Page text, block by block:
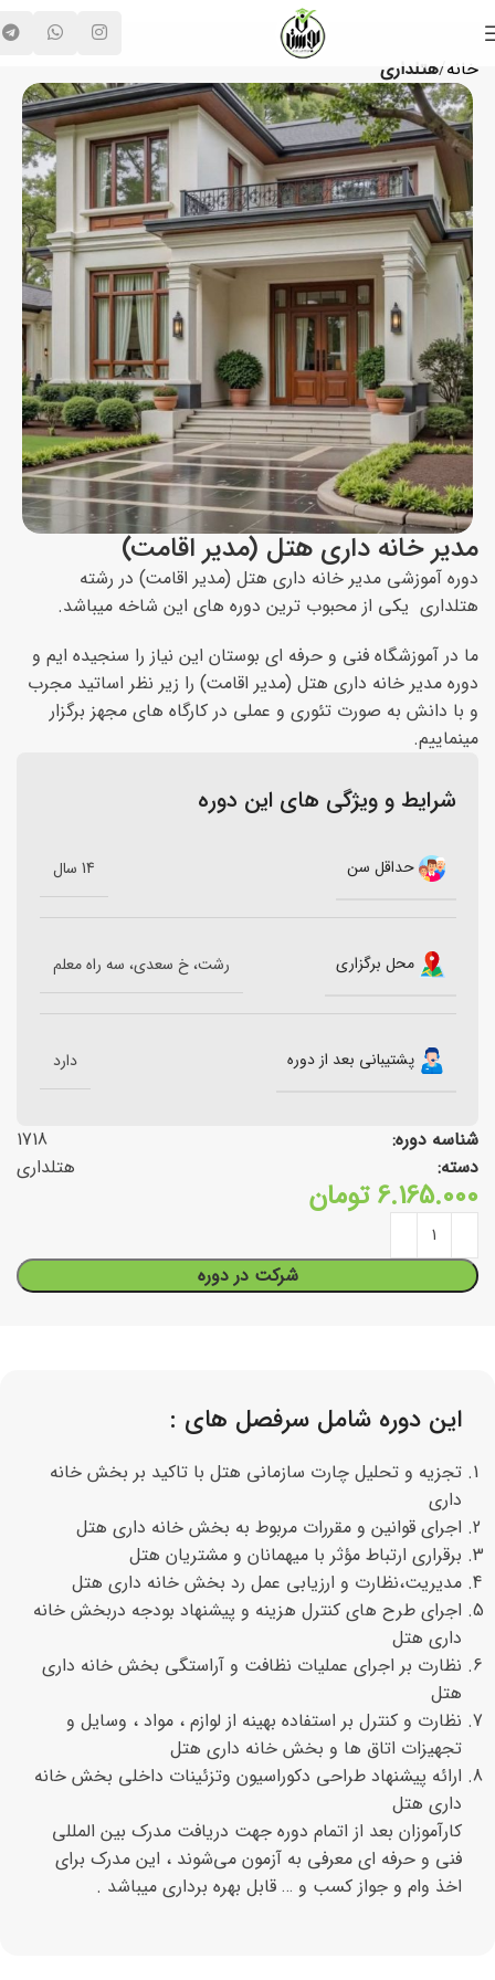
خانه هتلداری
مدیر خانه داری هتل (مدیر اقامت)
دوره آموزشی مدیر خانه داری هتل (مدیر اقامت) در رشته
هتلداری یکی از محبوب ترین دوره های این شاخه میباشد.
ما در آموزشگاه فنی و حرفه ای بوستان این نیاز را سنجیده ایم و
دوره مدیر خانه داری هتل (مدیر اقامت) را زیر نظر اساتید مجرب
و با دانش به صورت تئوری و عملی در کارگاه های مجهز برگزار
مینماییم.
شرایط و ویژگی های این دوره
حداقل سن 14 سال
محل برگزاری رشت، خ سعدی، سه راه معلم
پشتیبانی بعد از دوره دارد
شناسه دوره:
1718
دسته:
هتلداری
6.165.000 تومان
شرکت در دوره
این دوره شامل سرفصل های :
تجزیه و تحلیل چارت سازمانی هتل با تاکید بر بخش خانه
داری
اجرای قوانین و مقررات مربوط به بخش خانه داری هتل
برقراری ارتباط مؤثر با میهمانان و مشتریان هتل
مدیریت،نظارت و ارزیابی عمل رد بخش خانه داری هتل
اجرای طرح های کنترل هزینه و پیشنهاد بودجه دربخش خانه
داری هتل
نظارت بر اجرای عملیات نظافت و آراستگی بخش خانه داری
هتل
نظارت و کنترل بر استفاده بهینه از لوازم ، مواد ، وسایل و
تجهیزات اتاق ها و بخش خانه داری هتل
ارائه پیشنهاد طراحی دکوراسیون وتزئینات داخلی بخش خانه
داری هتل
کارآموزان بعد از اتمام دوره جهت دریافت مدرک بین المللی
فنی و حرفه ای معرفی به آزمون می‌شوند ، این مدرک برای
اخذ وام و جواز کسب و … قابل بهره برداری میباشد .